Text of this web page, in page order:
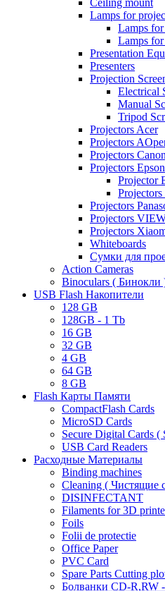
Ceiling mount
Lamps for
Lamps
Lamps
Presentation
Presenters
Projection
Electrical
Manual
Tripod
Projectors Acer
Projectors
Projectors Canon
Projectors Epson
Projector
Projectors
Projectors
Projectors
Projectors
Whiteboards
Сумки для
Action Cameras
Binoculars ( Бинокли
USB Flash Накопители
128 GB
128GB - 1 Tb
16 GB
32 GB
4 GB
64 GB
8 GB
Flash Карты Памяти
CompactFlash Cards
MicroSD Cards
Secure Digital Cards (
USB Card Readers
Расходные Материалы
Binding machines
Cleaning ( Чистящие
DISINFECTANT
Filaments for 3D
Foils
Folii de protectie
Office Paper
PVC Card
Spare Parts Cutting
Болванки CD-R,RW